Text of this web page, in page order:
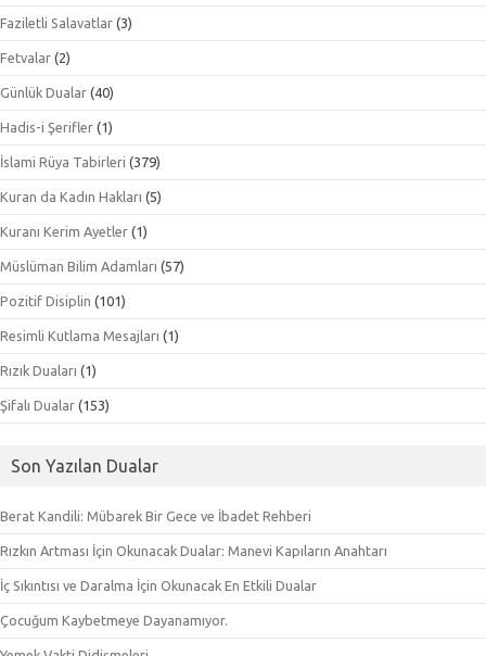
Faziletli Salavatlar (3)
Fetvalar (2)
Günlük Dualar (40)
Hadis-i Şerifler (1)
İslami Rüya Tabirleri (379)
Kuran da Kadın Hakları (5)
Kuranı Kerim Ayetler (1)
Müslüman Bilim Adamları (57)
Pozitif Disiplin (101)
Resimli Kutlama Mesajları (1)
Rızık Duaları (1)
Şifalı Dualar (153)
Son Yazılan Dualar
Berat Kandili: Mübarek Bir Gece ve İbadet Rehberi
Rızkın Artması İçin Okunacak Dualar: Manevi Kapıların Anahtarı
İç Sıkıntısı ve Daralma İçin Okunacak En Etkili Dualar
Çocuğum Kaybetmeye Dayanamıyor.